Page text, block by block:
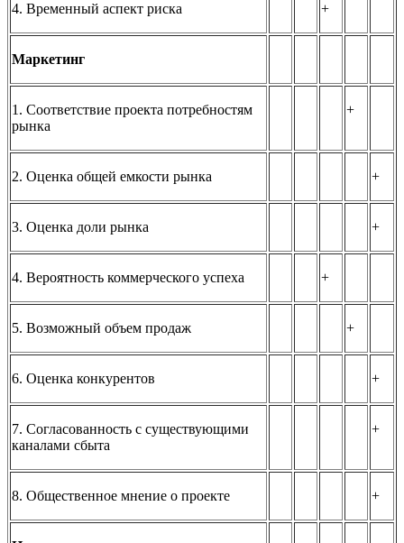
4. Временный аспект риска +
Маркетинг
1. Соответствие проекта потребностям
рынка
+
2. Оценка общей емкости рынка +
3. Оценка доли рынка +
4. Вероятность коммерческого успеха +
5. Возможный объем продаж +
6. Оценка конкурентов +
7. Согласованность с существующими
каналами сбыта
+
8. Общественное мнение о проекте +